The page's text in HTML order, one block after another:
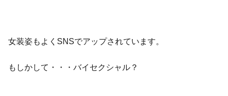
女装姿もよくSNSでアップされています。
もしかして・・・バイセクシャル？